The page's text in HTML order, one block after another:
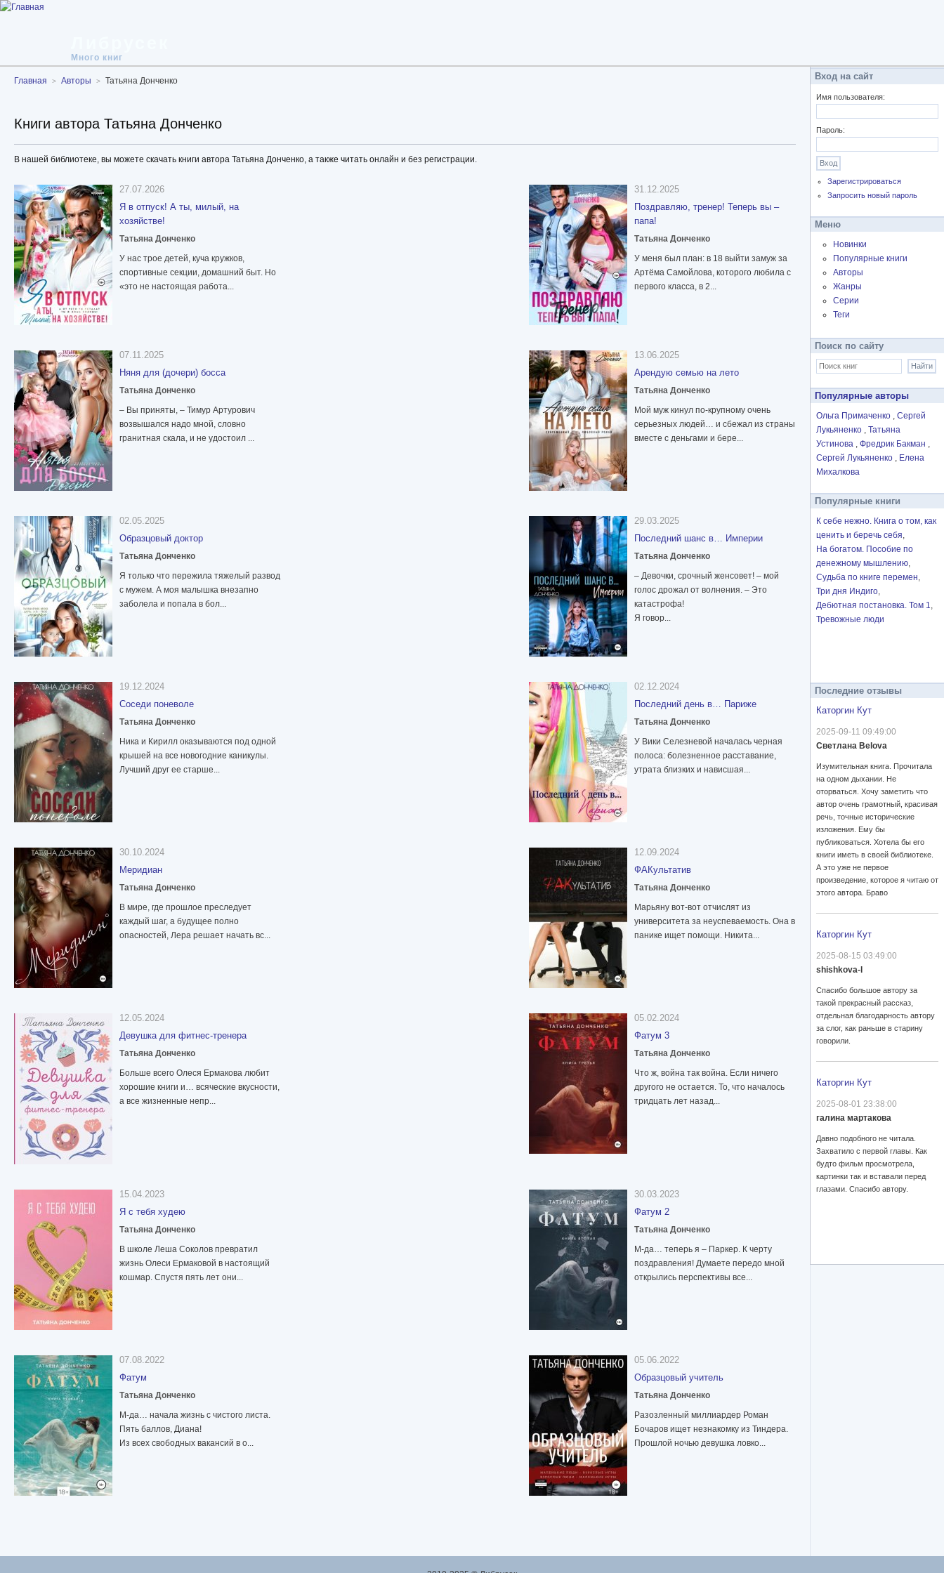
Много книг
Главная Авторы Татьяна Донченко
Книги автора Татьяна Донченко
В нашей библиотеке, вы можете скачать книги автора Татьяна Донченко, а также читать онлайн и без регистрации.
27.07.2026
Я в отпуск! А ты, милый, на
хозяйстве!
Татьяна Донченко
У нас трое детей, куча кружков,
спортивные секции, домашний быт. Но
«это не настоящая работа...
31.12.2025
Поздравляю, тренер! Теперь вы –
папа!
Татьяна Донченко
У меня был план: в 18 выйти замуж за
Артёма Самойлова, которого любила с
первого класса, в 2...
07.11.2025
Няня для (дочери) босса
Татьяна Донченко
– Вы приняты, – Тимур Артурович
возвышался надо мной, словно
гранитная скала, и не удостоил ...
13.06.2025
Арендую семью на лето
Татьяна Донченко
Мой муж кинул по-крупному очень
серьезных людей… и сбежал из страны
вместе с деньгами и бере...
02.05.2025
Образцовый доктор
Татьяна Донченко
Я только что пережила тяжелый развод
с мужем. А моя малышка внезапно
заболела и попала в бол...
29.03.2025
Последний шанс в… Империи
Татьяна Донченко
– Девочки, срочный женсовет! – мой
голос дрожал от волнения. – Это
катастрофа!
Я говор...
19.12.2024
Соседи поневоле
Татьяна Донченко
Ника и Кирилл оказываются под одной
крышей на все новогодние каникулы.
Лучший друг ее старше...
02.12.2024
Последний день в… Париже
Татьяна Донченко
У Вики Селезневой началась черная
полоса: болезненное расставание,
утрата близких и нависшая...
30.10.2024
Меридиан
Татьяна Донченко
В мире, где прошлое преследует
каждый шаг, а будущее полно
опасностей, Лера решает начать вс...
12.09.2024
ФАКультатив
Татьяна Донченко
Марьяну вот-вот отчислят из
университета за неуспеваемость. Она в
панике ищет помощи. Никита...
12.05.2024
Девушка для фитнес-тренера
Татьяна Донченко
Больше всего Олеся Ермакова любит
хорошие книги и… всяческие вкусности,
а все жизненные непр...
05.02.2024
Фатум 3
Татьяна Донченко
Что ж, война так война. Если ничего
другого не остается. То, что началось
тридцать лет назад...
15.04.2023
Я с тебя худею
Татьяна Донченко
В школе Леша Соколов превратил
жизнь Олеси Ермаковой в настоящий
кошмар. Спустя пять лет они...
30.03.2023
Фатум 2
Татьяна Донченко
М-да… теперь я – Паркер. К черту
поздравления! Думаете передо мной
открылись перспективы все...
07.08.2022
Фатум
Татьяна Донченко
М-да… начала жизнь с чистого листа.
Пять баллов, Диана!
Из всех свободных вакансий в о...
05.06.2022
Образцовый учитель
Татьяна Донченко
Разозленный миллиардер Роман
Бочаров ищет незнакомку из Тиндера.
Прошлой ночью девушка ловко...
Вход на сайт
Имя пользователя:
Пароль:
Зарегистрироваться
Запросить новый пароль
Меню
Новинки
Популярные книги
Авторы
Жанры
Серии
Теги
Поиск по сайту
Популярные авторы
Ольга Примаченко
Сергей
Лукьяненко
Татьяна
Устинова
Фредрик Бакман
Сергей Лукьяненко
Елена
Михалкова
Популярные книги
К себе нежно. Книга о том, как
ценить и беречь себя
На богатом. Пособие по
денежному мышлению
Судьба по книге перемен
Три дня Индиго
Дебютная постановка. Том 1
Тревожные люди
Последние отзывы
Каторгин Кут
2025-09-11 09:49:00
Светлана Belova
Изумительная книга. Прочитала
на одном дыхании. Не
оторваться. Хочу заметить что
автор очень грамотный, красивая
речь, точные исторические
изложения. Ему бы
публиковаться. Хотела бы его
книги иметь в своей библиотеке.
А это уже не первое
произведение, которое я читаю от
этого автора. Браво
Каторгин Кут
2025-08-15 03:49:00
shishkova-l
Спасибо большое автору за
такой прекрасный рассказ,
отдельная благодарность автору
за слог, как раньше в старину
говорили.
Каторгин Кут
2025-08-01 23:38:00
галина мартакова
Давно подобного не читала.
Захватило с первой главы. Как
будто фильм просмотрела,
картинки так и вставали перед
глазами. Спасибо автору.